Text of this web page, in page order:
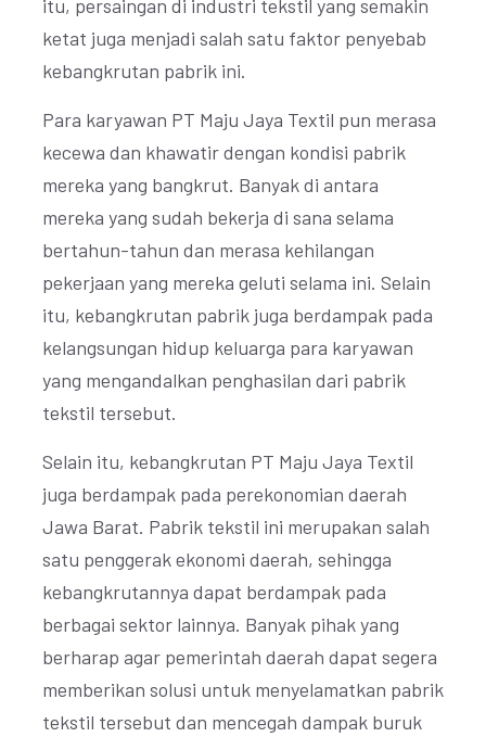
itu, persaingan di industri tekstil yang semakin
ketat juga menjadi salah satu faktor penyebab
kebangkrutan pabrik ini.
Para karyawan PT Maju Jaya Textil pun merasa
kecewa dan khawatir dengan kondisi pabrik
mereka yang bangkrut. Banyak di antara
mereka yang sudah bekerja di sana selama
bertahun-tahun dan merasa kehilangan
pekerjaan yang mereka geluti selama ini. Selain
itu, kebangkrutan pabrik juga berdampak pada
kelangsungan hidup keluarga para karyawan
yang mengandalkan penghasilan dari pabrik
tekstil tersebut.
Selain itu, kebangkrutan PT Maju Jaya Textil
juga berdampak pada perekonomian daerah
Jawa Barat. Pabrik tekstil ini merupakan salah
satu penggerak ekonomi daerah, sehingga
kebangkrutannya dapat berdampak pada
berbagai sektor lainnya. Banyak pihak yang
berharap agar pemerintah daerah dapat segera
memberikan solusi untuk menyelamatkan pabrik
tekstil tersebut dan mencegah dampak buruk